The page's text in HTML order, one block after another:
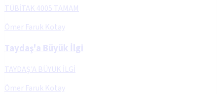
TÜBİTAK 4005 TAMAM
Ömer Faruk Kotay
Taydaş'a Büyük İlgi
TAYDAŞ'A BÜYÜK İLGİ
Ömer Faruk Kotay